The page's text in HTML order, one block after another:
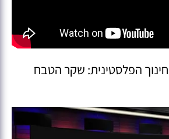
הפלסטינית: שקר הטבח